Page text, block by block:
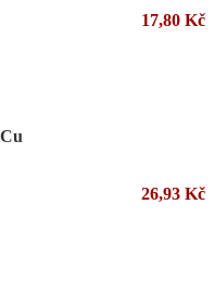
17,80 Kč
26,93 Kč